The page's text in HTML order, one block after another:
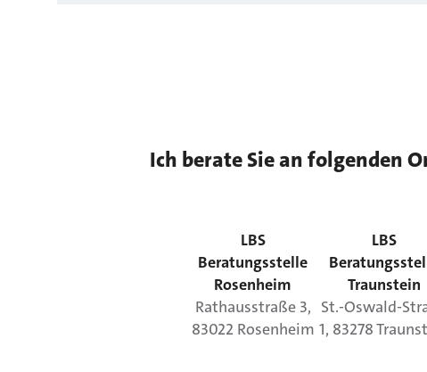
Ich berate Sie an folgenden
LBS
Beratungsstelle
Rosenheim
Rathausstraße 3,
83022 Rosenheim
LBS
Traunstein
St.-Oswald-
1, 83278